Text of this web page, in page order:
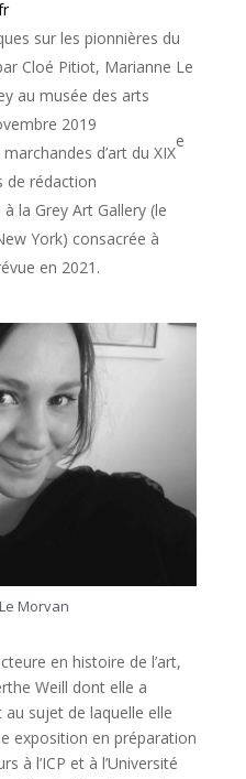
sur les pionnières du
Cloé Pitiot, Marianne Le
au musée des arts
2019
d’art du XIX
e
de rédaction
la Grey Art Gallery (le
York) consacrée à
en 2021.
Morvan
en histoire de l’art,
Weill dont elle a
sujet de laquelle elle
exposition en préparation
à l’ICP et à l’Université